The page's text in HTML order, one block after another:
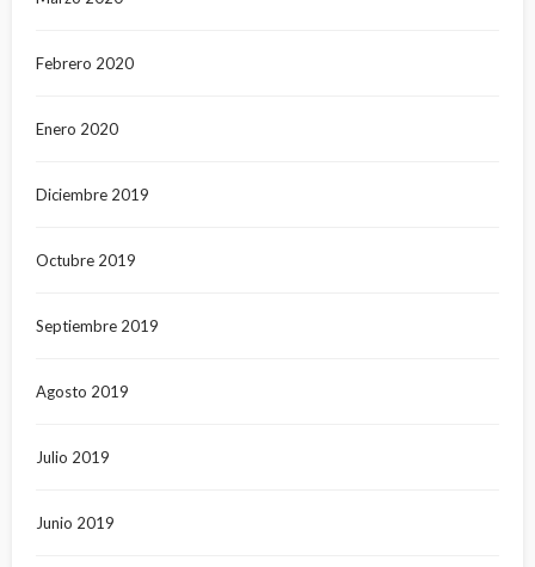
Febrero 2020
Enero 2020
Diciembre 2019
Octubre 2019
Septiembre 2019
Agosto 2019
Julio 2019
Junio 2019